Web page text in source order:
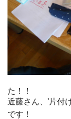
た！！
近藤さん、'片付
です！